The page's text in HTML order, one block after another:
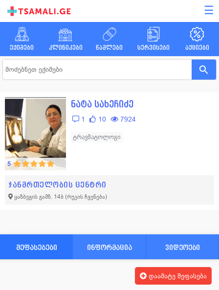
☰
ექიმები კლინიკები წამლები სერვისები აქციები
5
ნატა სახეჩიძე
1 10 7924
ტრავმატოლოგი
ჯანმრთელობის ცენტრი
ყაზბეგის გამზ. 14ბ (რუკის ჩვენება)
შეფასებები ინფორმაცია ვიდეოები
დაამატე შეფასება